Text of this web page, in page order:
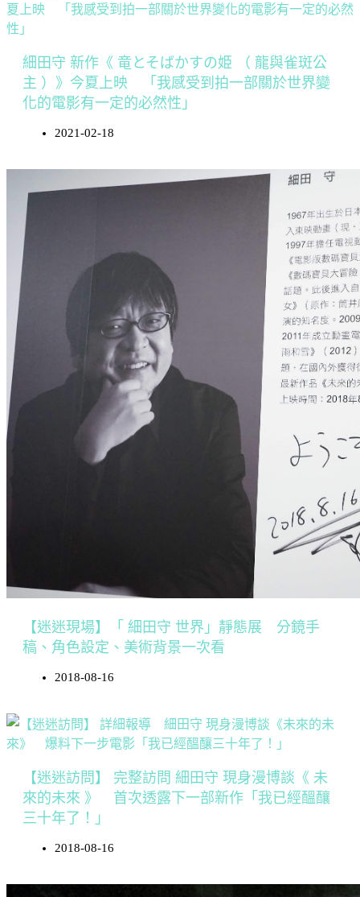
細田守 新作《 竜とそばかすの姫 （ 龍與雀斑公
主 ）》今夏上映 「我感受到拍一部關於世界變
化的電影有一定的必然性」
2021-02-18
【迷迷現場】「 細田守 世界」靜態展 分鏡手
稿、角色設定、美術背景一次看
2018-08-16
【迷迷訪問】 完整訪問 細田守 現身漫博談《 未
來的未來 》 首次透露下一部新作「我已經醞釀
三十年了！」
2018-08-16